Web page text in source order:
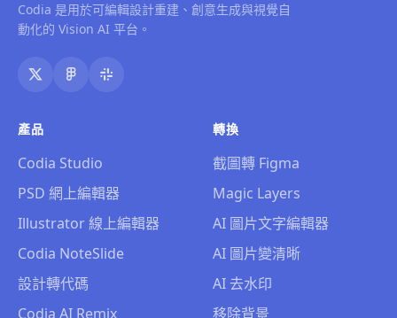
Codia 是用於可編輯設計重建、創意生成與視覺自
動化的 Vision AI 平台。
產品
Codia Studio
PSD 網上編輯器
Illustrator 線上編輯器
Codia NoteSlide
設計轉代碼
Codia AI Remix
轉換
截圖轉 Figma
Magic Layers
AI 圖片文字編輯器
AI 圖片變清晰
AI 去水印
移除背景